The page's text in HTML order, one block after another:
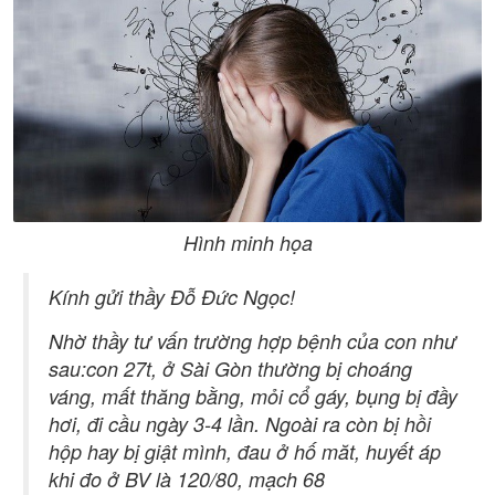
Hình minh họa
Kính gửi thầy Đỗ Đức Ngọc!
Nhờ thầy tư vấn trường hợp bệnh của con như
sau:con 27t, ở Sài Gòn thường bị choáng
váng, mất thăng bằng, mỏi cổ gáy, bụng bị đầy
hơi, đi cầu ngày 3-4 lần. Ngoài ra còn bị hồi
hộp hay bị giật mình, đau ở hố măt, huyết áp
khi đo ở BV là 120/80, mạch 68